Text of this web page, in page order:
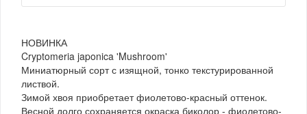
НОВИНКА
Cryptomeria japonica 'Mushroom'
Миниатюрный сорт с изящной, тонко текстурированной
листвой.
Зимой хвоя приобретает фиолетово-красный оттенок.
Весной долго сохраняется окраска биколор - фиолетово-